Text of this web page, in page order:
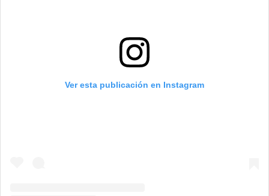
Ver esta publicación en Instagram